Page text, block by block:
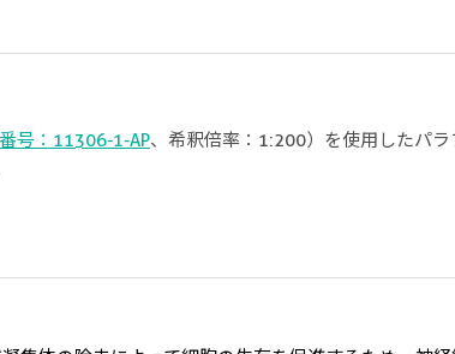
号：11306-1-AP、希釈倍率：1:200）を使用したパ